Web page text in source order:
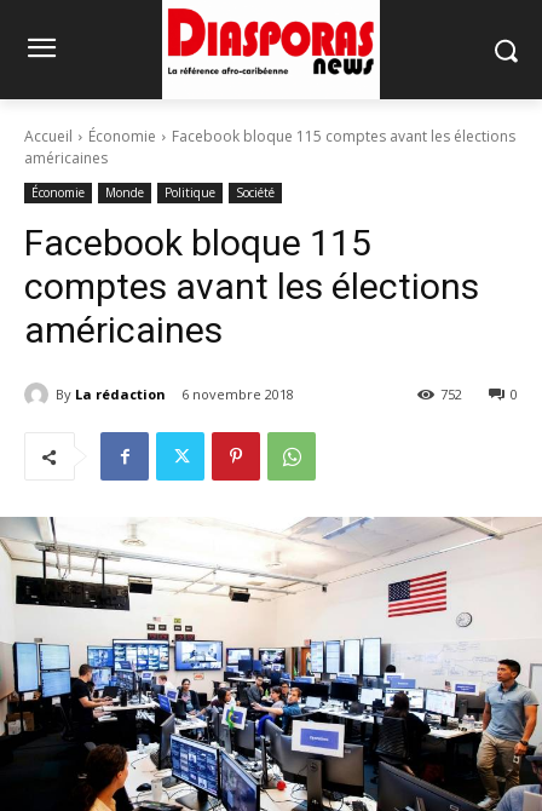
Accueil Économie
Facebook bloque 115 comptes avant les élections
américaines
Économie Monde Politique Société
Facebook bloque 115
comptes avant les élections
américaines
By La rédaction 6 novembre 2018 0
752